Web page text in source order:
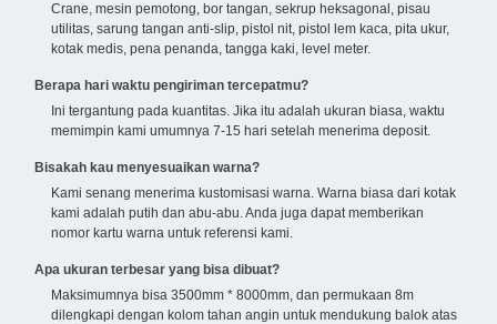
Crane, mesin pemotong, bor tangan, sekrup heksagonal, pisau
utilitas, sarung tangan anti-slip, pistol nit, pistol lem kaca, pita ukur,
kotak medis, pena penanda, tangga kaki, level meter.
Berapa hari waktu pengiriman tercepatmu?
Ini tergantung pada kuantitas. Jika itu adalah ukuran biasa, waktu
memimpin kami umumnya 7-15 hari setelah menerima deposit.
Bisakah kau menyesuaikan warna?
Kami senang menerima kustomisasi warna. Warna biasa dari kotak
kami adalah putih dan abu-abu. Anda juga dapat memberikan
nomor kartu warna untuk referensi kami.
Apa ukuran terbesar yang bisa dibuat?
Maksimumnya bisa 3500mm * 8000mm, dan permukaan 8m
dilengkapi dengan kolom tahan angin untuk mendukung balok atas